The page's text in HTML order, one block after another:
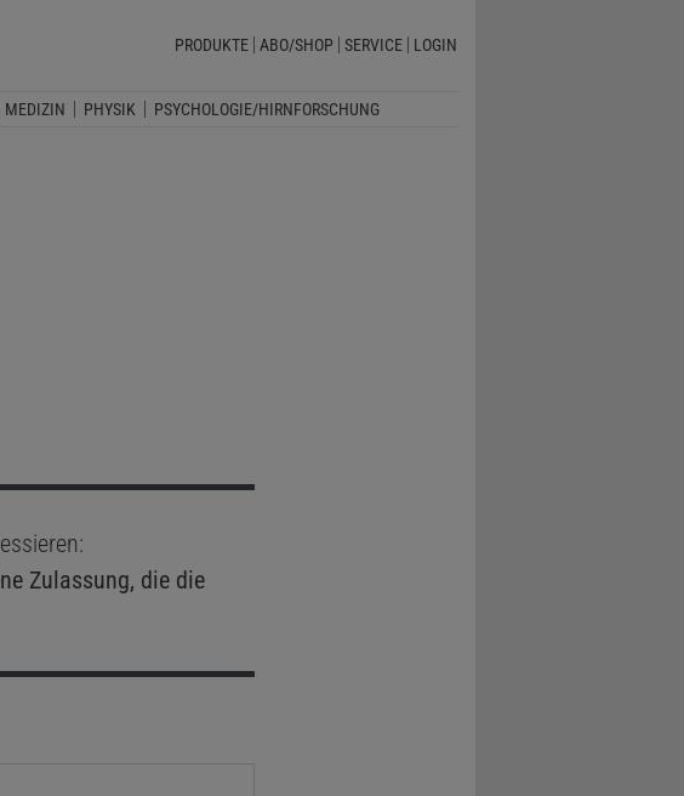
PRODUKTE ABO/SHOP SERVICE LOGIN
MEDIZIN PHYSIK PSYCHOLOGIE/HIRNFORSCHUNG
Zulassung, die die